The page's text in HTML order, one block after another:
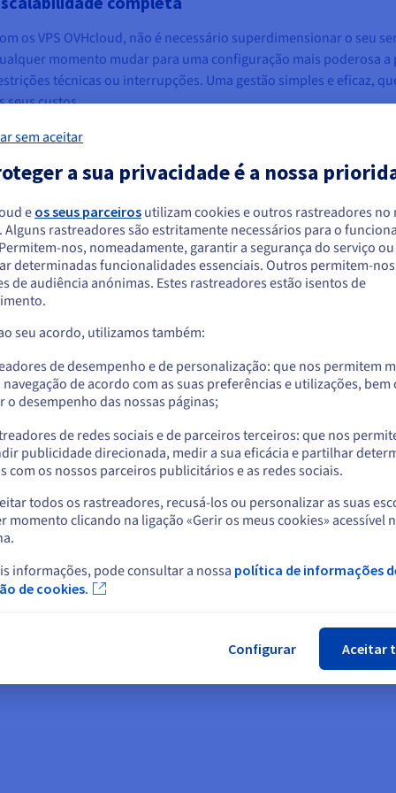
os VPS OVHcloud, não é necessário superdimensionar o seu
momento mudar para uma configuração mais poderosa a
técnicas ou interrupções. Uma gestão simples e eficaz,
seus custos.
Um ambiente isolado e escalável
Aloje os seus projetos num ambiente isolado e
flexível. A partir da Área de Cliente, pode fazer um
upgrade de configuração em apenas um clique.
ao
Opções de backup
Os seus dados são protegidos graças aobackup
automático incluído
Com
um
que está localizado em Estados
encomendar a partir de Estados Unidos, terá de consultar e criar uma conta
do país em questão.
ao website do Estados Unidos
us.ovhcloud.com/
vps Inglês USD - $
ou
no website atual
outro website
sem aceitar
a sua privacidade é a nossa
eos seus parceiros utilizam cookies e outros rastreadores no
Alguns rastreadores são estritamente necessários para o
nos, nomeadamente, garantir a segurança do serviço ou
determinadas funcionalidades essenciais. Outros permitem-
de audiência anónimas. Estes rastreadores estão isentos de
seu acordo, utilizamos também:
de desempenho e de personalização: que nos permitem
navegação de acordo com as suas preferências e utilizações, bem
o desempenho das nossas páginas;
de redes sociais e de parceiros terceiros: que nos
publicidade direcionada, medir a sua eficácia e partilhar
com os nossos parceiros publicitários e as redes sociais.
todos os rastreadores, recusá-los ou personalizar as suas
momento clicando na ligação «Gerir os meus cookies» acessível
informações, pode consultar a nossa política de informações
de cookies.
Configurar Aceitar